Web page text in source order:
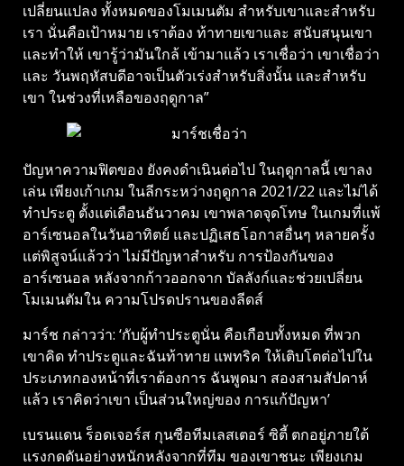
เปลี่ยนแปลง ทั้งหมดของโมเมนตัม สำหรับเขาและสำหรับ
เรา นั่นคือเป้าหมาย เราต้อง ท้าทายเขาและ สนับสนุนเขา
และทำให้ เขารู้ว่ามันใกล้ เข้ามาแล้ว เราเชื่อว่า เขาเชื่อว่า
และ วันพฤหัสบดีอาจเป็นตัวเร่งสำหรับสิ่งนั้น และสำหรับ
เขา ในช่วงที่เหลือของฤดูกาล”
ปัญหาความฟิตของ ยังคงดำเนินต่อไป ในฤดูกาลนี้ เขาลง
เล่น เพียงเก้าเกม ในลีกระหว่างฤดูกาล 2021/22 และไม่ได้
ทำประตู ตั้งแต่เดือนธันวาคม เขาพลาดจุดโทษ ในเกมที่แพ้
อาร์เซนอลในวันอาทิตย์ และปฏิเสธโอกาสอื่นๆ หลายครั้ง
แต่พิสูจน์แล้วว่า ไม่มีปัญหาสำหรับ การป้องกันของ
อาร์เซนอล หลังจากก้าวออกจาก บัลลังก์และช่วยเปลี่ยน
โมเมนตัมใน ความโปรดปรานของลีดส์
มาร์ช กล่าวว่า: ‘กับผู้ทำประตูนั่น คือเกือบทั้งหมด ที่พวก
เขาคิด ทำประตูและฉันท้าทาย แพทริค ให้เติบโตต่อไปใน
ประเภทกองหน้าที่เราต้องการ ฉันพูดมา สองสามสัปดาห์
แล้ว เราคิดว่าเขา เป็นส่วนใหญ่ของ การแก้ปัญหา’
เบรนแดน ร็อดเจอร์ส กุนซือทีมเลสเตอร์ ซิตี้ ตกอยู่ภายใต้
แรงกดดันอย่างหนักหลังจากที่ทีม ของเขาชนะ เพียงเกม